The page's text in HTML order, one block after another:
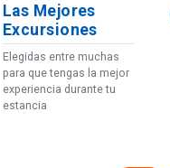
Las Mejores
Excursiones
Elegidas entre muchas
para que tengas la mejor
experiencia durante tu
estancia